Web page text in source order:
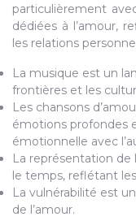
particulièrement
dédiées à l’amour,
les relations
La musique est un
frontières et les
Les chansons
émotions profondes
émotionnelle avec
La représentation de
le temps, reflétant
La vulnérabilité est
de l’amour.